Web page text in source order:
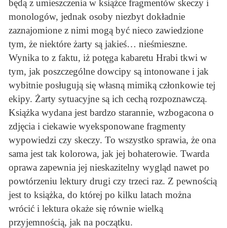
będą z umieszczenia w książce fragmentów skeczy i
monologów, jednak osoby niezbyt dokładnie
zaznajomione z nimi mogą być nieco zawiedzione
tym, że niektóre żarty są jakieś… nieśmieszne.
Wynika to z faktu, iż potęga kabaretu Hrabi tkwi w
tym, jak poszczególne dowcipy są intonowane i jak
wybitnie posługują się własną mimiką członkowie tej
ekipy. Żarty sytuacyjne są ich cechą rozpoznawczą.
Książka wydana jest bardzo starannie, wzbogacona o
zdjęcia i ciekawie wyeksponowane fragmenty
wypowiedzi czy skeczy. To wszystko sprawia, że ona
sama jest tak kolorowa, jak jej bohaterowie. Twarda
oprawa zapewnia jej nieskazitelny wygląd nawet po
powtórzeniu lektury drugi czy trzeci raz. Z pewnością
jest to książka, do której po kilku latach można
wrócić i lektura okaże się równie wielką
przyjemnością, jak na początku.